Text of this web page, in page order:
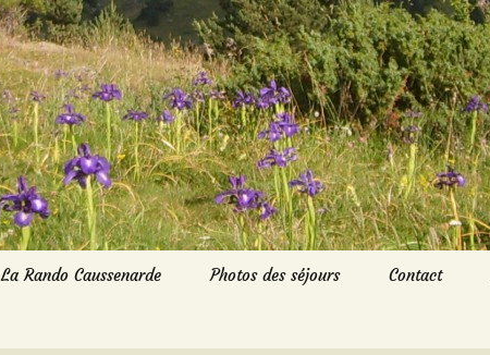
La Rando Caussenarde Photos des séjours Contact